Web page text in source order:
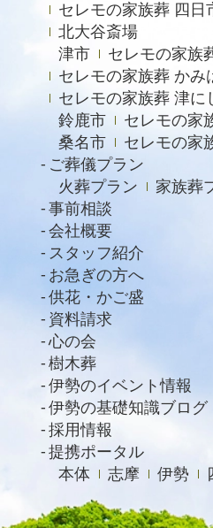
2022年8月
2022年4月
2022年2月
2021年11月
2021年6月
2021年4月
2021年2月
2021年1月
2020年12月
2020年11月
2020年10月
2020年9月
2020年8月
2020年7月
2020年6月
2020年4月
セレモの家族葬 四日
北大谷斎場
津市
セレモの家族
セレモの家族葬 かみ
セレモの家族葬 津に
鈴鹿市
セレモの家
桑名市
セレモの家
ご葬儀プラン
火葬プラン
家族葬
事前相談
会社概要
スタッフ紹介
お急ぎの方へ
供花・かご盛
資料請求
心の会
樹木葬
伊勢のイベント情報
伊勢の基礎知識ブログ
採用情報
提携ポータル
本体
志摩 伊勢